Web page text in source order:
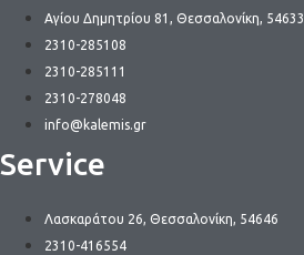
Αγίου Δημητρίου 81, Θεσσαλονίκη, 54633
2310-285108
2310-285111
2310-278048
info@kalemis.gr
Service
Λασκαράτου 26, Θεσσαλονίκη, 54646
2310-416554